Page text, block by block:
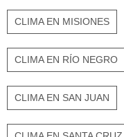
CLIMA EN MISIONES
CLIMA EN RÍO NEGRO
CLIMA EN SAN JUAN